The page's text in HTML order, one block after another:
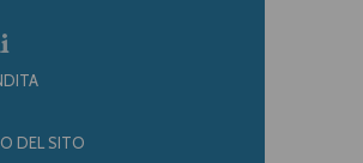
DEL SITO